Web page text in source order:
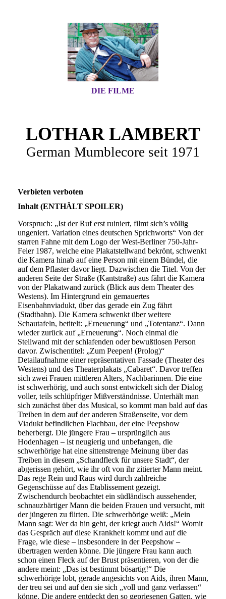
DIE FILME
LOTHAR LAMBERT
German Mumblecore seit 1971
Verbieten verboten
Inhalt (ENTHÄLT SPOILER)
Vorspruch: „Ist der Ruf erst ruiniert, filmt sich’s völlig ungeniert. Variation eines deutschen Sprichworts“ Von der starren Fahne mit dem Logo der West-Berliner 750-Jahr-Feier 1987, welche eine Plakatstellwand bekrönt, schwenkt die Kamera hinab auf eine Person mit einem Bündel, die auf dem Pflaster davor liegt. Dazwischen die Titel. Von der anderen Seite der Straße (Kantstraße) aus fährt die Kamera von der Plakatwand zurück (Blick aus dem Theater des Westens). Im Hintergrund ein gemauertes Eisenbahnviadukt, über das gerade ein Zug fährt (Stadtbahn). Die Kamera schwenkt über weitere Schautafeln, betitelt: „Erneuerung“ und „Totentanz“. Dann wieder zurück auf „Erneuerung“. Noch einmal die Stellwand mit der schlafenden oder bewußtlosen Person davor. Zwischentitel: „Zum Peepen! (Prolog)“ Detailaufnahme einer repräsentativen Fassade (Theater des Westens) und des Theaterplakats „Cabaret“. Davor treffen sich zwei Frauen mittleren Alters, Nachbarinnen. Die eine ist schwerhörig, und auch sonst entwickelt sich der Dialog voller, teils schlüpfriger Mißverständnisse. Unterhält man sich zunächst über das Musical, so kommt man bald auf das Treiben in dem auf der anderen Straßenseite, vor dem Viadukt befindlichen Flachbau, der eine Peepshow beherbergt. Die jüngere Frau – ursprünglich aus Hodenhagen – ist neugierig und unbefangen, die schwerhörige hat eine sittenstrenge Meinung über das Treiben in diesem „Schandfleck für unsere Stadt“, der abgerissen gehört, wie ihr oft von ihr zitierter Mann meint. Das rege Rein und Raus wird durch zahlreiche Gegenschüsse auf das Etablissement gezeigt. Zwischendurch beobachtet ein südländisch aussehender, schnauzbärtiger Mann die beiden Frauen und versucht, mit der jüngeren zu flirten. Die schwerhörige weiß: „Mein Mann sagt: Wer da hin geht, der kriegt auch Aids!“ Womit das Gespräch auf diese Krankheit kommt und auf die Frage, wie diese – insbesondere in der Peepshow – übertragen werden könne. Die jüngere Frau kann auch schon einen Fleck auf der Brust präsentieren, von der die andere meint: „Das ist bestimmt bösartig!“ Die schwerhörige lobt, gerade angesichts von Aids, ihren Mann, der treu sei und auf den sie sich „voll und ganz verlassen“ könne. Die andere entdeckt den so gepriesenen Gatten, wie er gerade die Peepshow betritt. Dessen Frau fängt sich schnell wieder und verkündet ihrer Nachbarin dann selbstbewußt: „Na und? Mein Mann sagt immer: Einmal ist keinmal!“ Die andere zwinkert in die Kamera. Zwischentitel: „Abbild eines unbekannten Babies: unscharf“ Ein bezopfter Mann bittet eine junge Frau in den „Therapieraum“. Der Therapeut zeigt sich besorgt über den Zustand der Patientin. Diese erklärt, sie komme mit ihrer Frauenrolle nicht zurecht, fühle sich asexuell, fürchte, durch „die Pillen fett zu werden“. Sie habe die Tabletten aber auch nicht genommen, „weil ich finde, daß mich das Zeug einfach nicht weiterbringt“. Sie findet: „Sie wollen mich doch im Grunde genommen nur auf meine Rolle fixieren. (…) Irgendwo sind Sie doch auch bloß so ’n mieser Kleinbürger.“ Die Frau zeigt sich ratlos, fast verzweifelt, Männern könne sie sich nicht nähern und auch männliche Annäherungen nicht ertragen. Der Therapeut fragt, ob es ein Schlüsselerlebnis gebe, das sie noch nicht behandelt hätten. Die Frau beschimpft ihn und schubst seine Hand weg, die er beruhigend auf ihr Knie gelegt hat. „Wir werden heute mal einen neuen Weg gehen“, kündigt er an und verläßt den Raum. Während er fort ist, überprüft sie ihr Make-up. Plötzlich kommt der Therapeut zurück, als Baby verkleidet (nackt bis auf ein Häubchen, eine Windel und seine Socken), lallt entsprechend, schreit „Mami“ und drängt sich der entsetzten bis verängstigten Frau auf. Mit den Worten „Du Scheiß-Baby, kriegt man dich denn nie tot?“ schlägt sie schließlich mit einem auf dem Couchtisch stehenden Kerzenleuchter auf den Mann ein, bis er blutend und regungslos liegen bleibt. Sie flüchtet entsetzt, läßt aber ein Bild zurück. Der Therapeut öffnet die Augen, der Schnuller fällt ihm aus dem Mund. Im Gegenschuß sieht man: Das Bild ist das Photo eines Babys. Zwischentitel: „Vorfreude ist immer am schönsten“ Vor etwas Grün sitzt ein Mann mittleren Alters. Ein anderer kommt vorbei und setzt sich, nachdem er um Erlaubnis gefragt hat, neben ihn, liest ein Buch. Der erste erkundigt sich nach dessen Inhalt. Antwort: „Berliner Boys.“ Der andere stellt, nach einem Blick in das Buch, fest: „Lauter Kerle!“ Obwohl der erste, der sich als Jugoslawe entpuppt, seine Heterosexualität bekundet, werden sich die beiden schnell einig: Er soll bei dem Buchbesitzer „in zwei Stündchen“ mal vorbeikommen. Man müsse sich eben etwas einfallen lassen. Vor dem Spiegel richtet sich der Gastgeber her, schließlich sieht man ihn, wie er – notdürftig als Frau verkleidet, mit Blume in der Langhaarperücke – auf dem Balkon nach dem anderen Ausschau hält. Er blickt zunehmend enttäuscht, geht schließlich in die Parterrewohnung zurück, setzt sich hin, legt den Gürtel ab, schiebt den Rock vom Bauchansatz herunter, nimmt die Perücke ab, wirft die Blume weg, wischt den Lippenstift ab. Es läutet Sturm. Der Mann zieht ein Hemd über, zögert, zieht seine Hose an. In der Balkontür erscheint der Jugoslawe, nun gar nicht mehr so kerlig wie zuvor, sondern ohne Schnauzbart und als Frau verkleidet, fröhlich mit verstellter Stimme flötend: Er sei noch beim Friseur gewesen, das habe so lange gedauert. Der Gastgeber blickt entgeistert, setzt die Brille auf, schubst den anderen aus der Tür und schließt diese nach einer kurzen Rangelei. Er bekreuzigt sich und zieht ab mit einem tuntigen „Pe!“ Zwischentitel: „Selten so gelacht“ Eine dünne Frau mit Hut, in der linken Hand einige prall gefüllte Plastiktüten, in der anderen einen Gehstock, auf den sie sich stützt. Bis zum Schluß der Episode sieht man sie nur von hinten oder von der Seite, ist ihr Gesicht nicht richtig zu erkennen. Während sie über Innenstadtstraßen läuft, berichtet sie aus dem Off von einer unangenehmen Begegnung mit einem Mann. Um sich aufzuheitern, sei sie dann zum Kurfürstendamm gegangen, habe dort einen schönen Musiker getroffen und mit ihm zwei Tage in seinem Wohnwagen verbracht. Man sieht die Frau an einem solchen Gefährt, sie wird abgewiesen. Anschließend sei sie zum Wannsee gefahren (man sieht sie dort), und als sie nicht gewußt habe, wie sie mittellos mitten in der Nacht zurück in die Stadt kommen sollte, habe sie einfach die Feuerwehr gerufen. Man sieht die Frau vor dem Schloß Charlottenburg, am Denkmal des Großen Kurfürsten. Die Feuerwehr habe sie nach einigem Gezeter zurückgebracht, denn „die Klapse nimmt uns dit nich ab“! Ratlos habe sie sich dann aber doch in die Nervenklinik begeben und dort als suizidgefährdet ausgegeben. Bilder von leeren Krankenhausbetten, vom Kleistgrab, wieder vom Schloß. Dann habe sie telephonisch auf eine Anzeige in der Rubik „Lonely Hearts“ im Stadtmagazin „Tip“ geantwortet, der Herr entpuppte sich aber als Gefängniswärter, ein weiterer legte ein eigenwilliges Benehmen an den Tag. Also flüchtete sie wieder zum Ku’damm, dann ins Sozialamt. Sie badet einen Fuß in einem Brunnen. Dort habe sie, die Obdachlose, eine Adresse und fünfzig Mark bekommen, die aber schnell weggewesen wären für Zigaretten und Kaffee. Sie stochert in Mülltonnen. Nun wisse sie „jar nich mehr, wohin“, und wo kriege sie „den Mann fürt Leben her“. Sie schildert ihre romantische Phantasie und ihre sexuellen Wünsche. Sie betrachtet eine moderne Skulptur, beklagt die Behandlung in der Psychiatrie. Vom Schloß Charlottenburg geht sie auf eine Brücke (Schloßbrücke im Zuge des Tegeler Wegs), an das Geländer, blickt hinunter. Sie sagt: „Aber ick habe schon soviel mieset erlebt, daß ick selbst nich mal in meinen Träumen mehr dit Schöne erleben kann.“ Die Kamera zeigt erstmals ihr Gesicht. Sie lacht schrill. Die Kamera schwenkt hin und her. Die Frau ruft: „Es lebe das Leben und die Männer!“ Die Kamera schwenkt hin und her und bewegt sich dann auf ein Gitter unter der Brücke zu. Schließlich sieht man die Frau neben diesem liegen. Zwei Passanten steigen achtlos über sie hinweg. Zwischentitel: „Noch vorführbar?“ Zwei junge Frauen kommen in einen Schneideraum. Die eine führt eine Filmspule mit sich, welche sie in den Schneidetisch einlegt, die andere ist neu in dem Metier. Sie beginnen, den Film zu betrachten. Man prüft, ob die Kopie noch vorführbar wäre. Der Film ist nie zu sehen, man sieht nur die Frauen, gelegentliche Zwischenschnitte auf den Schneidetisch, Regale, hört dazu den Ton des Films, bei dem es sich offenbar um einen pornographischen handelt. Der Neuen wird schnell warm, sie beginnt, sich freizumachen. Im Gegensatz zu ihr zeigt sich die andere wenig beeindruckt, auch nicht, als die Neue Annäherungsversuche macht. Die Erfahrene unterbricht, um ein schadhaftes Stück aus der Kopie herauszuschneiden. Die Neue entkleidet sich weiter. Als sie wieder – wortlos – zudringlich wird, weist die andere sie zurecht: „Entweder wir gucken hier den Film oder wir unterhalten uns!“ Die Neue zeigt sich davon wenig beeindruckt und bedrängt sie so weit, bis beide zusammen von ihren Stühlen stürzen. Der Film läuft von der Spule. Man hört laute Lustschreie. Zwischentitel: „Zweimal Wahrheit und zurück“ Ein junger Mann, eine junge Frau und ein kleines Mädchen an einem Kaffeetisch. Die Erwachsenen haben offenbar ein erstes Rendezvous miteinander, veranlaßt durch eine Kontaktanzeige, die Frau gibt ihrer Tochter immer wieder Anweisungen auf französisch. Der Mann stellt sich vor als Mario Soldati aus der Poebene. Die Frau erklärt, sie habe „eigentlich einen deutschen Mann gesucht, einen richtig stämmigen, schönen, arischen, blauäugigen, gradlinigen, hübschen jungen Mann“, aber Marios Stimme habe am Telephon sehr sympathisch geklungen. Sie führt ihre Vorbehalte gegenüber Italienern und ihre Vorliebe für Deutsche aus. Der Mann kichert. Die Frau schlägt vor, „mal mit der Kleinen“ auf den Rummel zu gehen. Während sie dies sagt, sieht man schon Bilder von dem Mädchen auf einem Rummelp